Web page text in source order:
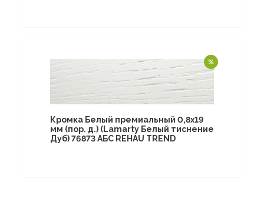
Кромка Белый премиальный 0,8х19
мм (пор. д.) (Lamarty Белый тиснение
Дуб) 76873 АБС REHAU TREND